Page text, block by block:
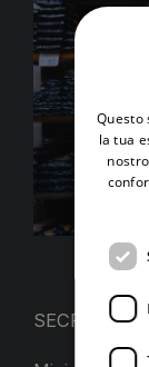
SECRET
Questo
la tua